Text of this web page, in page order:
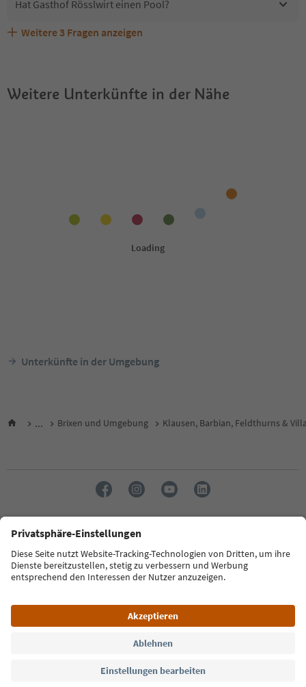
Hat Gasthof Rösslwirt einen Pool?
Sind Haustiere in der Unterkunft Gasthof Rösslwirt
Welche Services bietet Gasthof Rösslwirt?
Erhalten die Gäste von Gasthof Rösslwirt einen Südtirol
Weitere 3 Fragen anzeigen
Weitere Unterkünfte in der Nähe
Unterkünfte in der Umgebung
... Brixen und Umgebung Klausen, Barbian, Feldthurns &
Sprache: Deutsch
FAQ Kontakt Presse MICE Datenschutzerklärung
Zugänglichkeitserklärung